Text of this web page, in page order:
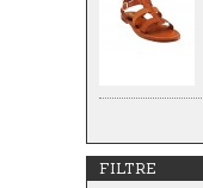
FILTRE